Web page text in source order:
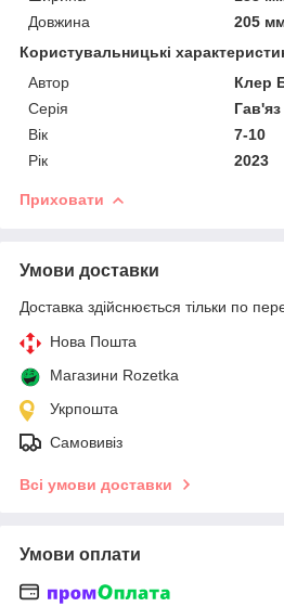
Довжина
205
Користувальницькі
Автор
Клер
Серія
Вік
7-10
Рік
2023
Приховати
Умови доставки
Доставка здійснюється тільки по
Нова Пошта
Магазини Rozetka
Укрпошта
Самовивіз
Всі умови доставки
Умови оплати